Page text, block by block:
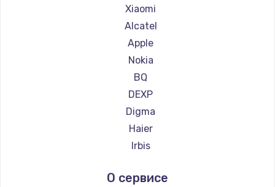
Ремонт планшетов ZTE
Ремонт планшетов Google
Ремонт планшетов Navitel
Ремонт планшетов Teclast
Ремонт планшетов CHUWI
Xiaomi
Alcatel
Apple
Nokia
BQ
DEXP
Digma
Haier
Irbis
Microsoft
О сервисе